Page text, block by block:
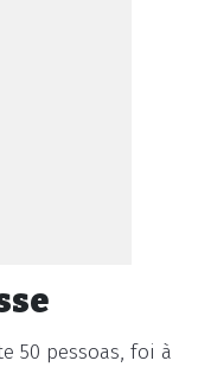
50 pessoas, foi à